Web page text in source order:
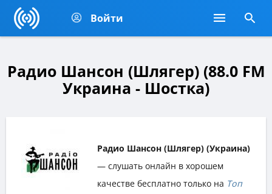
Войти
Радио Шансон (Шлягер) (88.0 FM
Украина - Шостка)
Радио Шансон (Шлягер) (Украина)
— слушать онлайн в хорошем
качестве бесплатно только на Топ